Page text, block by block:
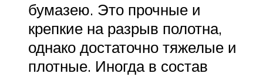
бумазею. Это прочные и
крепкие на разрыв полотна,
однако достаточно тяжелые и
плотные. Иногда в состав